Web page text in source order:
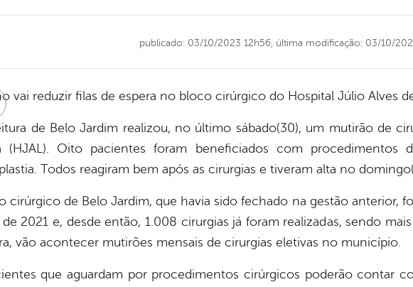
publicado: 03/10/2023 12h56, última modificação: 03/10/
vai reduzir filas de espera no bloco cirúrgico do Hospital Júlio Alves
de Belo Jardim realizou, no último sábado(30), um mutirão de
(HJAL). Oito pacientes foram beneficiados com procedimentos
Todos reagiram bem após as cirurgias e tiveram alta no
cirúrgico de Belo Jardim, que havia sido fechado na gestão anterior,
2021 e, desde então, 1.008 cirurgias já foram realizadas, sendo
vão acontecer mutirões mensais de cirurgias eletivas no município.
que aguardam por procedimentos cirúrgicos poderão contar